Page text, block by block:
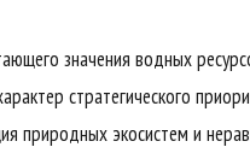
значения водных
стратегического
природных экосистем и